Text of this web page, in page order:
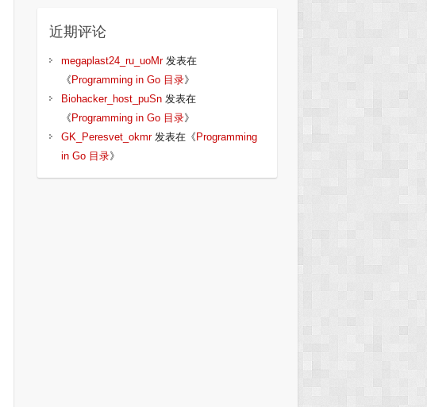
近期评论
megaplast24_ru_uoMr发表在
《 Programming in Go 目录》
Biohacker_host_puSn发表在
《 Programming in Go 目录》
GK_Peresvet_okmr发表在《 Programming
in Go 目录》